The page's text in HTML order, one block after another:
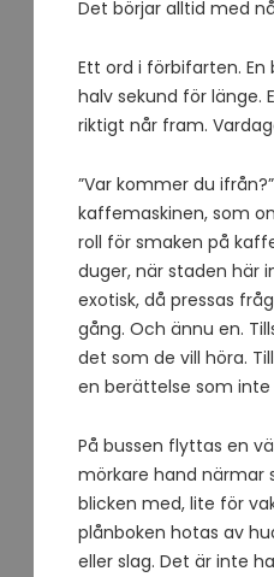
Det börjar alltid med
Ett ord i förbifarten.
halv sekund för länge.
riktigt når fram.
”Var kommer du
kaffemaskinen, som
roll för smaken på
duger, när staden här
exotisk, då pressas
gång. Och ännu en.
det som de vill höra.
en berättelse som inte
På bussen flyttas en
mörkare hand närmar
blicken med, lite för
plånboken hotas av
eller slag. Det är inte